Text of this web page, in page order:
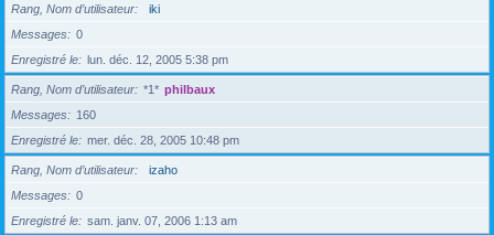
Rang, Nom d’utilisateur
iki
Messages
0
Enregistré le
lun. déc. 12, 2005 5:38 pm
Rang, Nom d’utilisateur *1* philbaux
Messages
160
Enregistré le
mer. déc. 28, 2005 10:48 pm
Rang, Nom d’utilisateur
izaho
Messages
0
Enregistré le
sam. janv. 07, 2006 1:13 am